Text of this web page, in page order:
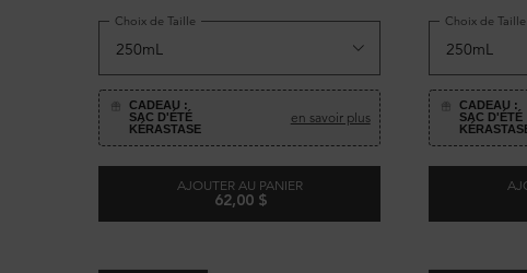
Choix de Taille
CADEAU :
SAC D'ÉTÉ
KÉRASTASE
en savoir plus
AJOUTER AU PANIER
62,00 $
Choix de Taille
CADEAU :
SAC D'ÉTÉ